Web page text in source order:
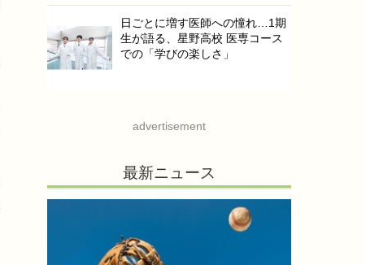
日ごとに増す医師への憧れ…1期
生が語る、星野高校 医専コース
での「学びの楽しさ」
advertisement
最新ニュース